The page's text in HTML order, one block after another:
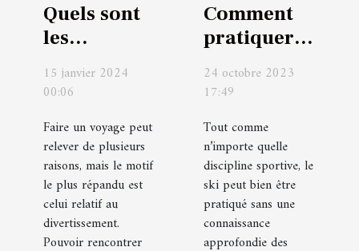
Quels sont
les
principaux
avantages
de
contacter
une agence
de voyage ?
15 janvier 2024
00:06
Faire un voyage peut
relever de plusieurs
raisons, mais le motif
le plus répandu est
celui relatif au
divertissement.
Pouvoir rencontrer
Comment
pratiquer
du ski,
même en
débutant ?
24 octobre 2023
17:49
Tout comme
n’importe quelle
discipline sportive, le
ski peut bien être
pratiqué sans une
connaissance
approfondie des